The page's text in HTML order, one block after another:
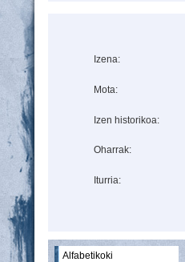
Izena:
Mota:
Izen historikoa:
Oharrak:
Iturria:
Alfabetikoki